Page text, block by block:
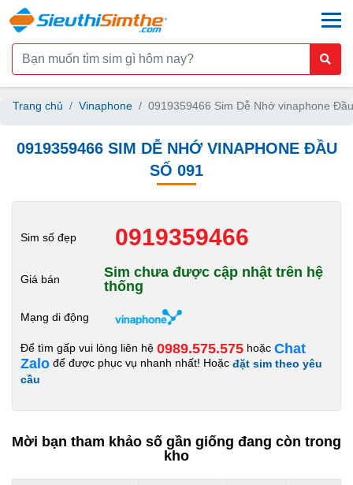
Trang chủ Vinaphone 0919359466 Sim Dễ Nhớ vinaphone
0919359466 SIM DỄ NHỚ VINAPHONE ĐẦU
SỐ 091
Sim số đẹp 0919359466
Giá bán
Sim chưa được cập nhật trên hệ
thống
Mạng di động
Để tìm gấp vui lòng liên hệ 0989.575.575 hoặc Chat
Zalo để được phục vụ nhanh nhất! Hoặc đặt sim theo yêu
cầu
Mời bạn tham khảo số gần giống đang còn trong
kho